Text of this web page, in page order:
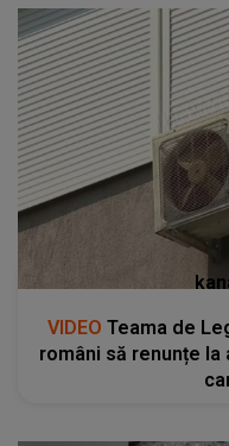
VIDEO Teama de
români să renunțe